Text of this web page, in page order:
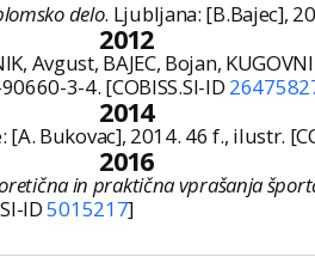
delo. Ljubljana: [B.Bajec],
2012
Avgust, BAJEC, Bojan,
3-4. [COBISS.SI-ID
2014
[A. Bukovac], 2014. 46 f., ilustr.
2016
in praktična vprašanja
ID5015217]